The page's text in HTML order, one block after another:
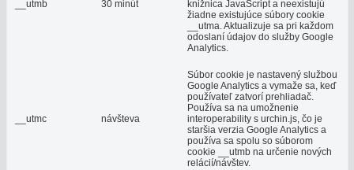
__utmb 30 minút
knižnica JavaScript a neexistujú
žiadne existujúce súbory cookie
__utma. Aktualizuje sa pri každom
odoslaní údajov do služby Google
Analytics.
__utmc návšteva
Súbor cookie je nastavený službou
Google Analytics a vymaže sa, keď
používateľ zatvorí prehliadač.
Používa sa na umožnenie
interoperability s urchin.js, čo je
staršia verzia Google Analytics a
používa sa spolu so súborom
cookie __utmb na určenie nových
relácií/návštev.